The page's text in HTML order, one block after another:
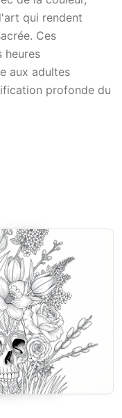
qui rendent
Ces
heures
aux adultes
profonde du